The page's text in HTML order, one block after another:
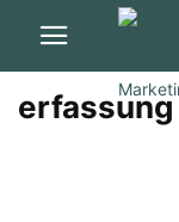
erfassung